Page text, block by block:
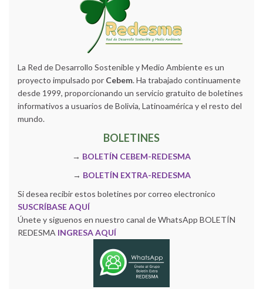
La Red de Desarrollo Sostenible y Medio Ambiente es un
proyecto impulsado por Cebem. Ha trabajado continuamente
desde 1999, proporcionando un servicio gratuito de boletines
informativos a usuarios de Bolivia, Latinoamérica y el resto del
mundo.
BOLETINES
→ BOLETÍN CEBEM-REDESMA
→ BOLETÍN EXTRA-REDESMA
Si desea recibir estos boletines por correo electronico
SUSCRÍBASE AQUÍ
Únete y siguenos en nuestro canal de WhatsApp BOLETÍN
REDESMA INGRESA AQUÍ